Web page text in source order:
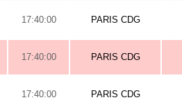
17:40:00 PARIS CDG
17:40:00 PARIS CDG
17:40:00 PARIS CDG